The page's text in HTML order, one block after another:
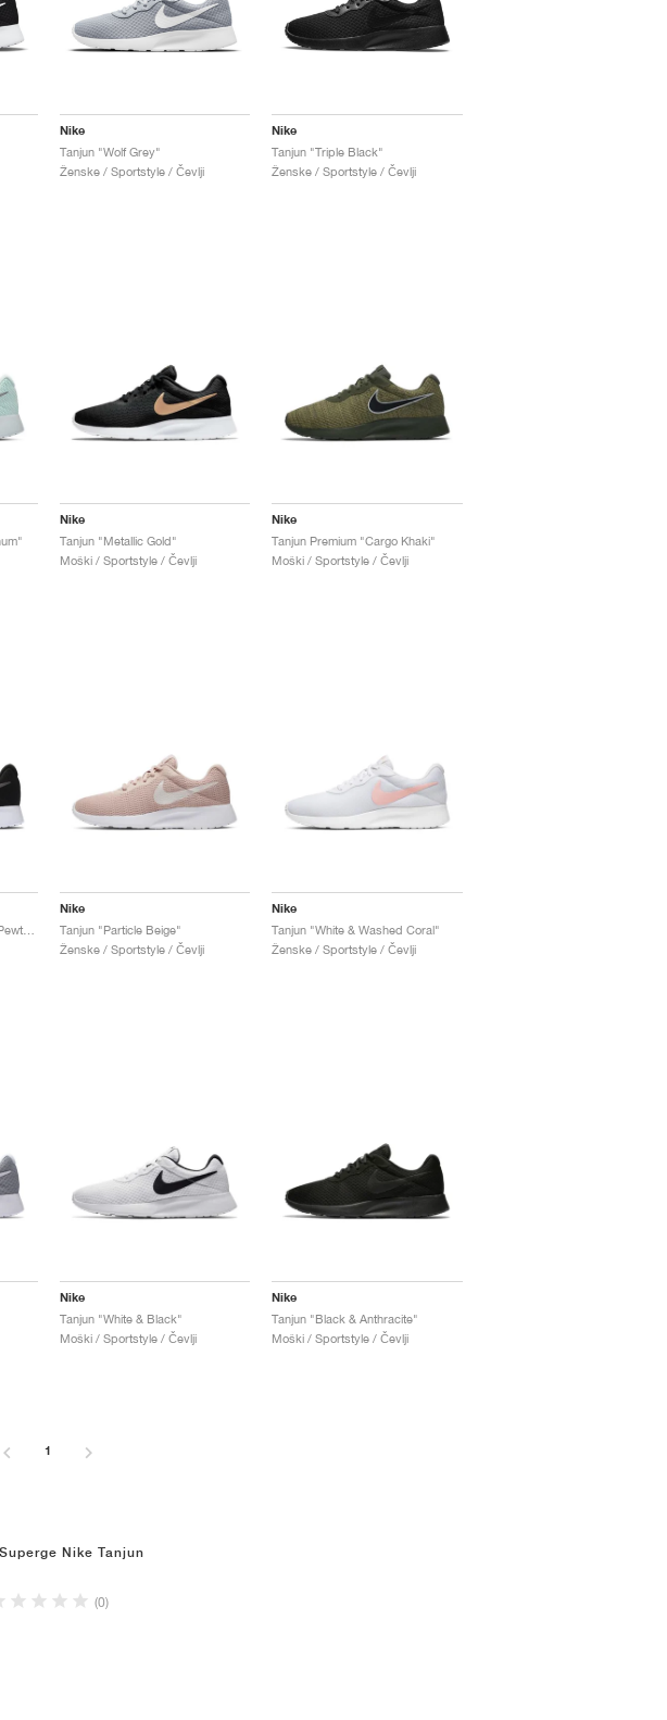
Nike
Tanjun "Wolf Grey"
Ženske / Sportstyle / Čevlji
Nike
Tanjun "Triple Black"
Ženske / Sportstyle / Čevlji
Nike
Tanjun "Metallic Gold"
Moški / Sportstyle / Čevlji
Nike
Tanjun Premium "Cargo Khaki"
Moški / Sportstyle / Čevlji
Tanjun SE "Black & Metallic Pewter"
Nike
Tanjun "Particle Beige"
Ženske / Sportstyle / Čevlji
Nike
Tanjun "White & Washed Coral"
Ženske / Sportstyle / Čevlji
Nike
Tanjun "White & Black"
Moški / Sportstyle / Čevlji
Nike
Tanjun "Black & Anthracite"
Moški / Sportstyle / Čevlji
1
Nike Tanjun
(0)